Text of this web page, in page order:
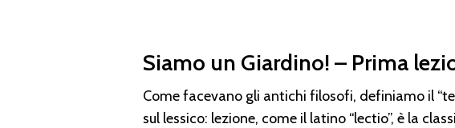
Siamo un Giardino! – Prima
Come facevano gli antichi filosofi, definiamo il
sul lessico: lezione, come il latino “lectio”, è la